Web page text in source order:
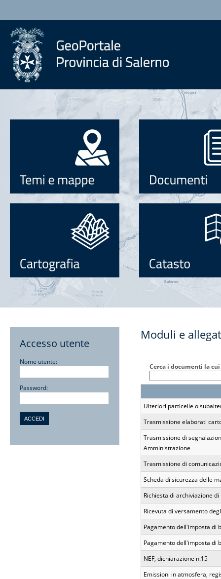
Accesso utente
Nome utente:
Password:
Moduli e
Cerca i documenti la
Ulteriori particelle o
Trasmissione elaborati
Trasmissione di
Amministrazione
Trasmissione di
Scheda di sicurezza delle
Richiesta di archiviazione
Ricevuta di versamento
Pagamento dell'imposta di
Pagamento dell'imposta di
NEF, dichiarazione n.15
Emissioni in atmosfera,